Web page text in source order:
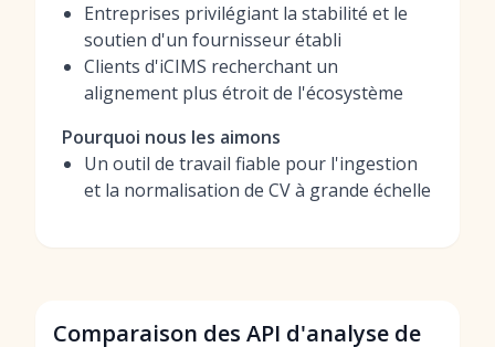
Entreprises privilégiant la stabilité et le
soutien d'un fournisseur établi
Clients d'iCIMS recherchant un
alignement plus étroit de l'écosystème
Pourquoi nous les aimons
Un outil de travail fiable pour l'ingestion
et la normalisation de CV à grande échelle
Comparaison des API d'analyse de